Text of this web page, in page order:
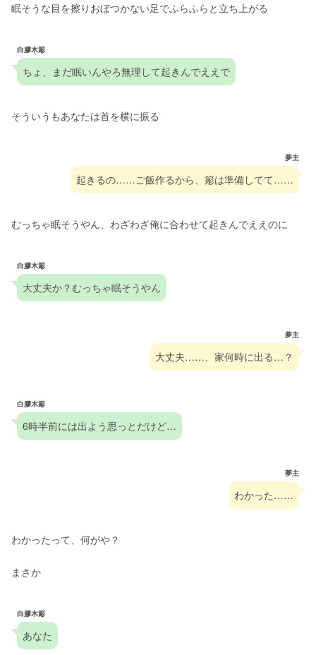
眠そうな目を擦りおぼつかない足でふらふらと立ち上がる
白膠木簓
ちょ、まだ眠いんやろ無理して起きんでええで
そういうもあなたは首を横に振る
夢主
起きるの……ご飯作るから、簓は準備してて……
むっちゃ眠そうやん、わざわざ俺に合わせて起きんでええのに
白膠木簓
大丈夫か？むっちゃ眠そうやん
夢主
大丈夫……、家何時に出る…？
白膠木簓
6時半前には出よう思っとだけど…
夢主
わかった……
わかったって、何がや？
まさか
白膠木簓
あなた